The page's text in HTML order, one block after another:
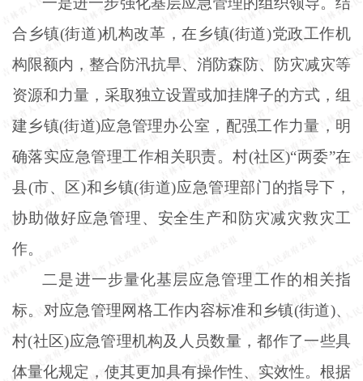
合乡镇(街道)机构改革，在乡镇(街道)党政工作机
构限额内，整合防汛抗旱、消防森防、防灾减灾等
资源和力量，采取独立设置或加挂牌子的方式，组
建乡镇(街道)应急管理办公室，配强工作力量，明
确落实应急管理工作相关职责。村(社区)“两委”在
县(市、区)和乡镇(街道)应急管理部门的指导下，
协助做好应急管理、安全生产和防灾减灾救灾工
作。
二是进一步量化基层应急管理工作的相关指
标。对应急管理网格工作内容标准和乡镇(街道)、
村(社区)应急管理机构及人员数量，都作了一些具
体量化规定，使其更加具有操作性、实效性。根据